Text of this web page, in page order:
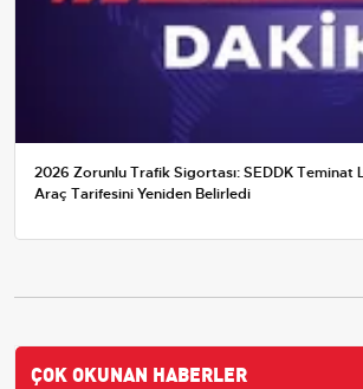
2026 Zorunlu Trafik Sigortası: SEDDK Teminat
Araç Tarifesini Yeniden Belirledi
ÇOK OKUNAN HABERLER